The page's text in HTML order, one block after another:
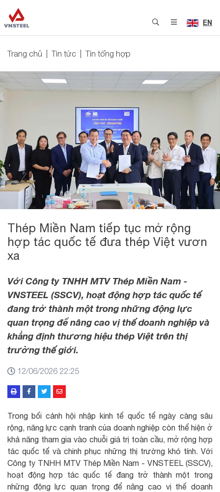
EN
Trang chủ Tin tức Tin tổng hợp
Thép Miền Nam tiếp tục mở rộng
hợp tác quốc tế đưa thép Việt vươn
xa
Với Công ty TNHH MTV Thép Miền Nam -
VNSTEEL (SSCV), hoạt động hợp tác quốc tế
đang trở thành một trong những động lực
quan trọng để nâng cao vị thế doanh nghiệp và
khẳng định thương hiệu thép Việt trên thị
trường thế giới.
12/06/2026 22:25
Trong bối cảnh hội nhập kinh tế quốc tế ngày càng sâu
rộng, năng lực cạnh tranh của doanh nghiệp còn thể hiện ở
khả năng tham gia vào chuỗi giá trị toàn cầu, mở rộng hợp
tác quốc tế và chinh phục những thị trường khó tính. Với
Công ty TNHH MTV Thép Miền Nam - VNSTEEL (SSCV),
hoạt động hợp tác quốc tế đang trở thành một trong
những động lực quan trọng để nâng cao vị thế doanh